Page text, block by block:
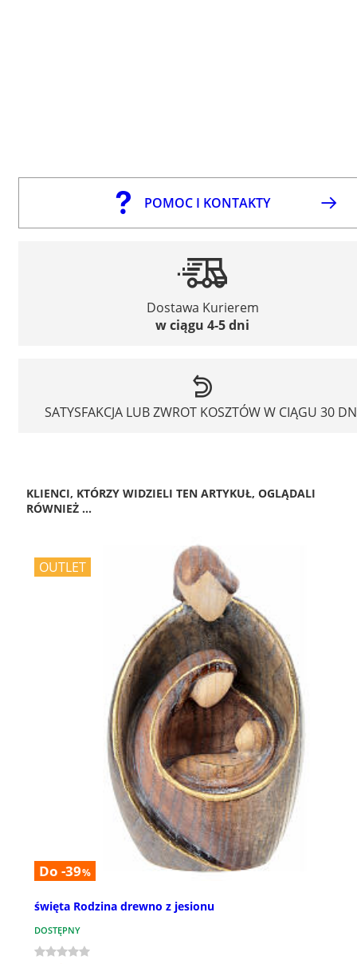
POMOC I KONTAKTY
Dostawa Kurierem
w ciągu 4-5 dni
SATYSFAKCJA LUB ZWROT KOSZTÓW W CIĄGU 30
KLIENCI, KTÓRZY WIDZIELI TEN ARTYKUŁ, OGLĄDALI
RÓWNIEŻ ...
OUTLET
Do -39%
święta Rodzina drewno z jesionu
DOSTĘPNY